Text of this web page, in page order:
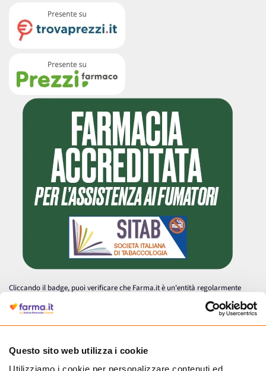
Questo sito web utilizza i cookie
Utilizziamo i cookie per personalizzare contenuti ed
Cliccando il badge, puoi verificare che Farma.it è un'entità regolarmente
autorizzata dal Ministero della Salute a effettuare la vendita online di
medicinali.